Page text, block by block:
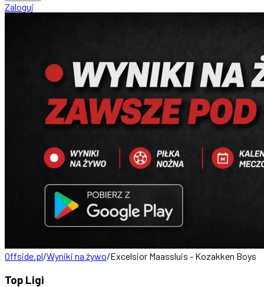
Zaloguj
Offside.pl/Wyniki na żywo/Excelsior Maassluis - Kozakken Boys
Top Ligi